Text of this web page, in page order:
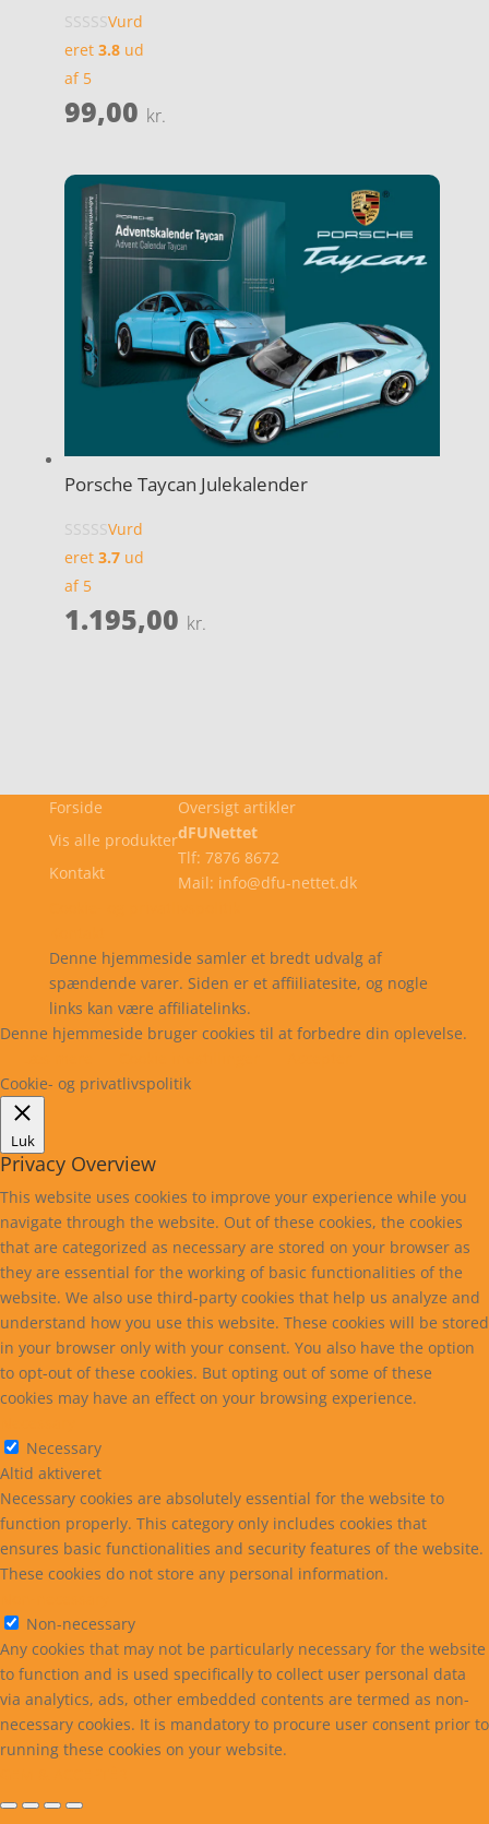
Vurd
eret 3.8ud
af 5
99,00 kr.
Porsche Taycan Julekalender
Vurd
eret 3.7ud
af 5
1.195,00 kr.
Forside
Vis alle produkter
Kontakt
Oversigt artikler
dFUNettet
Tlf: 7876 8672
Mail: info@dfu-nettet.dk
Denne hjemmeside samler et bredt udvalg af
spændende varer. Siden er et affiiliatesite, og nogle
links kan være affiliatelinks.
Denne hjemmeside bruger cookies til at forbedre din oplevelse.
Cookie- og privatlivspolitik
Luk
Privacy Overview
This website uses cookies to improve your experience while you
navigate through the website. Out of these cookies, the cookies
that are categorized as necessary are stored on your browser as
they are essential for the working of basic functionalities of the
website. We also use third-party cookies that help us analyze and
understand how you use this website. These cookies will be stored
in your browser only with your consent. You also have the option
to opt-out of these cookies. But opting out of some of these
cookies may have an effect on your browsing experience.
Necessary
Altid aktiveret
Necessary cookies are absolutely essential for the website to
function properly. This category only includes cookies that
ensures basic functionalities and security features of the website.
These cookies do not store any personal information.
Non-necessary
Any cookies that may not be particularly necessary for the website
to function and is used specifically to collect user personal data
via analytics, ads, other embedded contents are termed as non-
necessary cookies. It is mandatory to procure user consent prior to
running these cookies on your website.